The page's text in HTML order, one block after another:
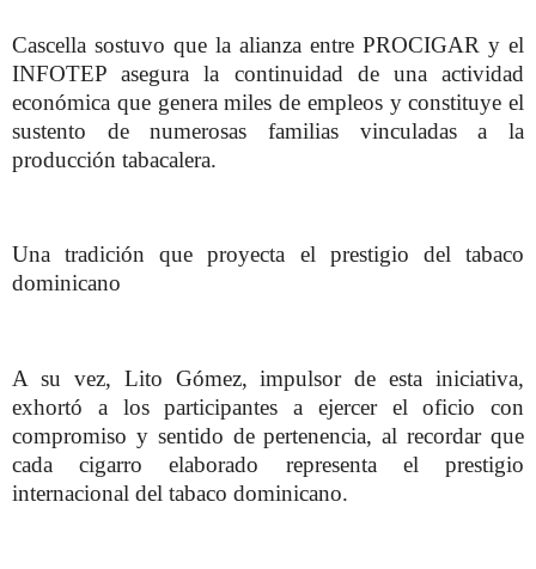
Cascella sostuvo que la alianza entre PROCIGAR y el
INFOTEP asegura la continuidad de una actividad
económica que genera miles de empleos y constituye el
sustento de numerosas familias vinculadas a la
producción tabacalera.
Una tradición que proyecta el prestigio del tabaco
dominicano
A su vez, Lito Gómez, impulsor de esta iniciativa,
exhortó a los participantes a ejercer el oficio con
compromiso y sentido de pertenencia, al recordar que
cada cigarro elaborado representa el prestigio
internacional del tabaco dominicano.